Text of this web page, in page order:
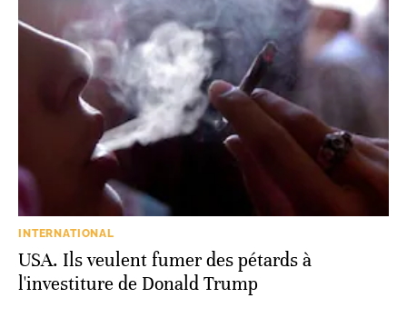
INTERNATIONAL
USA. Ils veulent fumer des pétards à
l'investiture de Donald Trump